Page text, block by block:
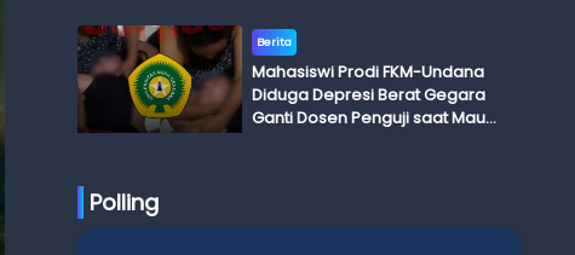
Berita
Mahasiswi Prodi FKM-Undana
Diduga Depresi Berat Gegara
Ganti Dosen Penguji saat Mau
Polling